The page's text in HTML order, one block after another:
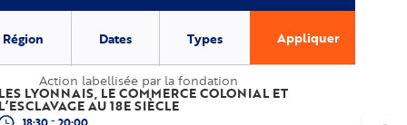
Région Dates Types Appliquer
Action labellisée par la fondation
LES LYONNAIS, LE COMMERCE COLONIAL ET
L’ESCLAVAGE AU 18E SIÈCLE
-